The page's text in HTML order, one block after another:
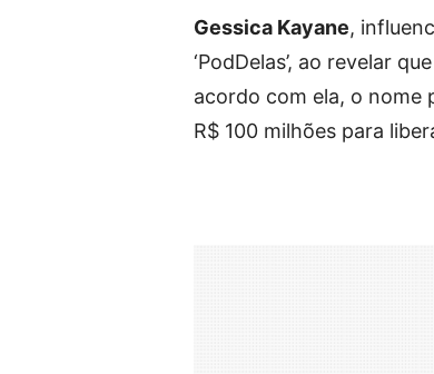
Gessica Kayane,
‘PodDelas’, ao revelar
acordo com ela, o nome
R$ 100 milhões para